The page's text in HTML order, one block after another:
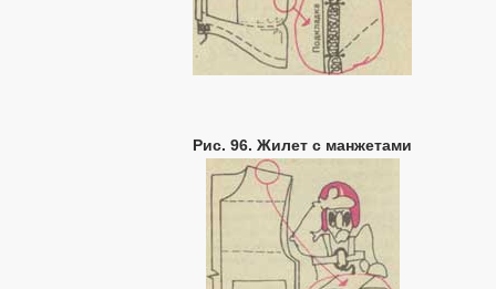
Рис. 96. Жилет с манжетами